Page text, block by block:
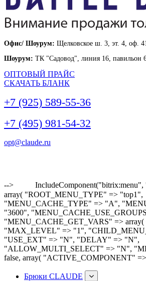
Офис/ Шоурум: Щелковское ш. 3, эт. 4, оф.
Шоурум: ТК "Садовод", линия 16, павильон
ОПТОВЫЙ ПРАЙС
СКАЧАТЬ БЛАНК
+7 (925) 589-55-36
+7 (495) 981-54-32
opt@claude.ru
-->
IncludeComponent("bitrix:menu",
array( "ROOT_MENU_TYPE" => "top1",
"MENU_CACHE_TYPE" => "A",
"3600",
"MENU_CACHE_GET_VARS" => array(
"MAX_LEVEL" => "1",
"USE_EXT" => "N", "DELAY" => "N",
"ALLOW_MULTI_SELECT" => "N",
false, array( "ACTIVE_COMPONENT"
Брюки CLAUDE